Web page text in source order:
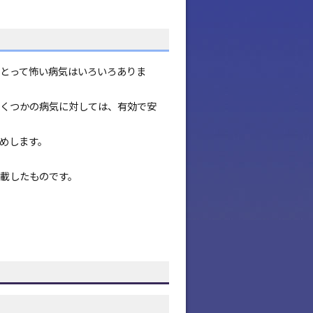
って怖い病気はいろいろありま
つかの病気に対しては、有効で安
します。
たものです。